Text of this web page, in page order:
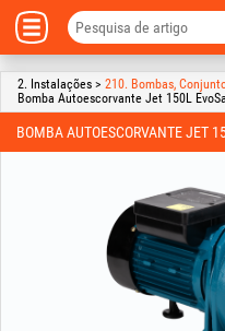
2. Instalações > 210. Bombas,
Bomba Autoescorvante Jet 150L
BOMBA AUTOESCORVANTE JET